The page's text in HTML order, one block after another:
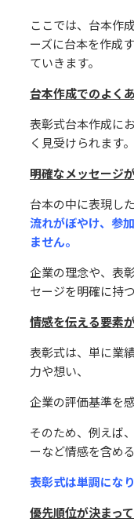
ここでは、台本作
ーズに台本を作成
ていきます。
台本作成でのよく
表彰式台本作成に
く⾒受けられます。
明確なメッセージ
台本の中に表現し
流れがぼやけ、参
ません。
企業の理念や、表
セージを明確に持
情感を伝える要素
表彰式は、単に業
⼒や想い、
企業の評価基準を
そのため、例えば
ーなど情感を含め
表彰式は単調にな
優先順位が決まっ